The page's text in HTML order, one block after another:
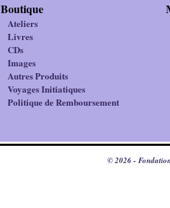
Boutique
Ateliers
Livres
CDs
Images
Autres Produits
Voyages Initiatiques
Politique de Remboursement
© 2026 -